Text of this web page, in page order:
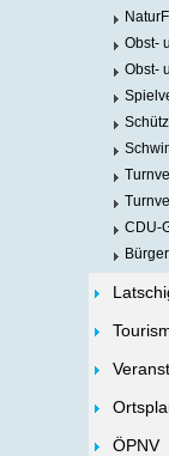
Obst-
Obst-
CDU-
ÖPNV